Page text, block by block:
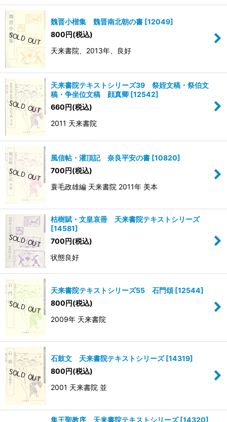
魏晋小楷集 魏晋南北朝の書 [12049]
800円(税込)
天来書院、2013年、良好
天来書院テキストシリーズ39 祭姪文稿・祭伯文
稿・争坐位文稿 顔真卿 [12542]
660円(税込)
2011 天来書院
風信帖・灌頂記 奈良平安の書 [10820]
700円(税込)
蓑毛政雄編 天来書院 2011年 美本
枯樹賦・文皇哀冊 天来書院テキストシリーズ
[14581]
700円(税込)
状態良好
天来書院テキストシリーズ55 石門頌 [12544]
800円(税込)
2009年 天来書院
石鼓文 天来書院テキストシリーズ [14319]
800円(税込)
2001 天来書院 並
集王聖教序 天来書院テキストシリーズ [14320]